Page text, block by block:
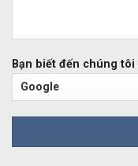
Bạn biết đến chúng tôi